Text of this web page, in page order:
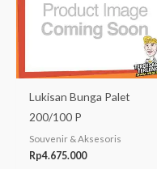
Lukisan Bunga Palet
200/100 P
Souvenir & Aksesoris
Rp4.675.000